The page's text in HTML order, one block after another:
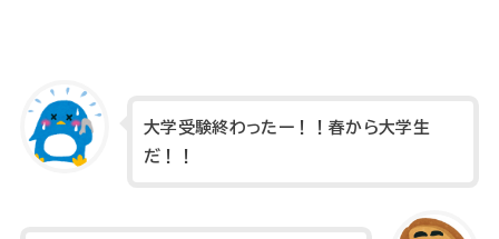
大学受験終わったー！！春から大学生
だ！！